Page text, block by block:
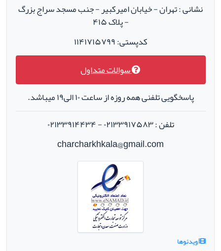
نشانی : تهران - خیابان امیرکبیر - جنب مسجد سراج بزرگ
- پلاک ۴۱۵
کدپستی: ۱۱۴۱۷۱۵۷۹۹
سوالات متداول
پاسخگویی تلفنی همه روزه از ساعت ۱۰ الی۱۹ میباشد.
تلفن : ۰۲۱۳۳۹۱۷۵۸۳ - ۰۲۱۳۳۹۱۴۴۳۴
charcharkhkala@gmail.com
ویدئوها